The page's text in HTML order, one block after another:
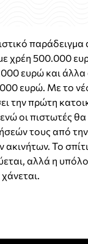
παράδειγμα
χρέη 500.000
ευρώ και άλλα
ευρώ. Με το
την πρώτη
οι πιστωτές
τους από
Το
αλλά η